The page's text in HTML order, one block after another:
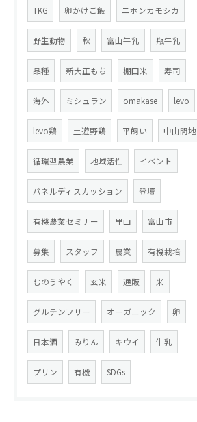
TKG 卵かけご飯 ニホンカモシカ
野生動物 秋 富山牛乳 瓶牛乳
品種 新大正もち 棚田米 寿司
海外 ミシュラン omakase levo
levo鶏 土遊野鶏 平飼い 中山間地
循環型農業 地域活性 イベント
パネルディスカッション 登壇
有機農業セミナー 里山 富山市
募集 スタッフ 農業 有機栽培
むのうやく 玄米 通販 米
グルテンフリー オーガニック 卵
日本酒 みりん キウイ 牛乳
プリン 有機 SDGs